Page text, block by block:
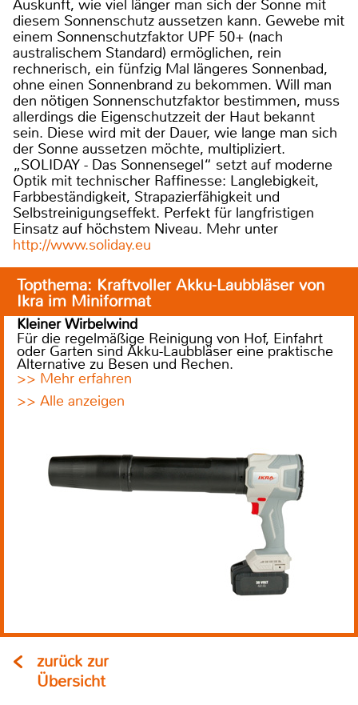
Auskunft, wie viel länger man sich der Sonne mit
diesem Sonnenschutz aussetzen kann. Gewebe mit
einem Sonnenschutzfaktor UPF 50+ (nach
australischem Standard) ermöglichen, rein
rechnerisch, ein fünfzig Mal längeres Sonnenbad,
ohne einen Sonnenbrand zu bekommen. Will man
den nötigen Sonnenschutzfaktor bestimmen, muss
allerdings die Eigenschutzzeit der Haut bekannt
sein. Diese wird mit der Dauer, wie lange man sich
der Sonne aussetzen möchte, multipliziert.
„SOLIDAY - Das Sonnensegel“ setzt auf moderne
Optik mit technischer Raffinesse: Langlebigkeit,
Farbbeständigkeit, Strapazierfähigkeit und
Selbstreinigungseffekt. Perfekt für langfristigen
Einsatz auf höchstem Niveau. Mehr unter
http://www.soliday.eu
Topthema: Kraftvoller Akku-Laubbläser von
Ikra im Miniformat
Kleiner Wirbelwind
Für die regelmäßige Reinigung von Hof, Einfahrt
oder Garten sind Akku-Laubbläser eine praktische
Alternative zu Besen und Rechen.
>> Mehr erfahren
>> Alle anzeigen
zurück zur
Übersicht